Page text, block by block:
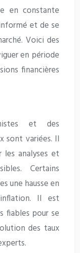
en constante
et de se
Voici des
en période
financières
et des
sont variées. Il
analyses et
Certains
une hausse en
Il est
fiables pour se
des taux